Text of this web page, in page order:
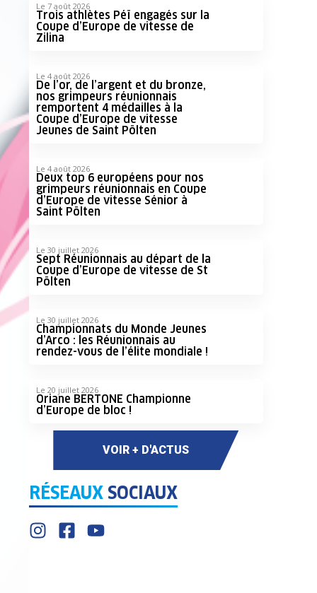
Le 7 août 2026
Trois athlètes Péï engagés sur la
Coupe d’Europe de vitesse de
Zilina
Le 4 août 2026
De l’or, de l’argent et du bronze,
nos grimpeurs réunionnais
remportent 4 médailles à la
Coupe d’Europe de vitesse
Jeunes de Saint Pölten
Le 4 août 2026
Deux top 6 européens pour nos
grimpeurs réunionnais en Coupe
d’Europe de vitesse Sénior à
Saint Pölten
Le 30 juillet 2026
Sept Réunionnais au départ de la
Coupe d’Europe de vitesse de St
Pölten
Le 30 juillet 2026
Championnats du Monde Jeunes
d’Arco : les Réunionnais au
rendez-vous de l’élite mondiale !
Le 20 juillet 2026
Oriane BERTONE Championne
d’Europe de bloc !
VOIR + D'ACTUS
RÉSEAUXSOCIAUX